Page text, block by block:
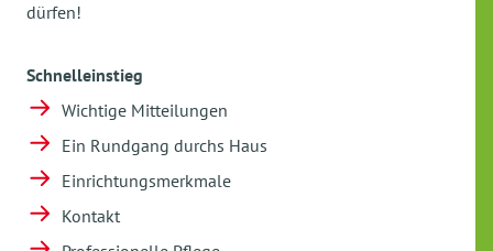
dürfen!
Schnelleinstieg
Wichtige Mitteilungen
Ein Rundgang durchs Haus
Einrichtungsmerkmale
Kontakt